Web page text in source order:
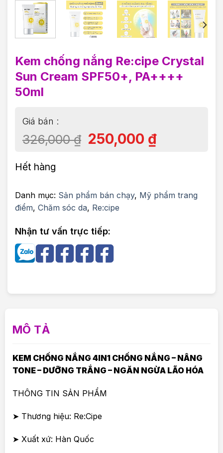
Kem chống nắng Re:cipe Crystal
Sun Cream SPF50+, PA++++
50ml
326,000₫ 250,000 ₫
Hết hàng
Danh mục: Sản phẩm bán chạy, Mỹ phẩm trang
điểm, Chăm sóc da, Re:cipe
Nhận tư vấn trực tiếp:
MÔ TẢ
KEM CHỐNG NẮNG 4IN1 CHỐNG NẮNG – NÂNG
TONE – DƯỠNG TRẮNG – NGĂN NGỪA LÃO HÓA
THÔNG TIN SẢN PHẨM
➤ Thương hiệu: Re:Cipe
➤ Xuất xứ: Hàn Quốc